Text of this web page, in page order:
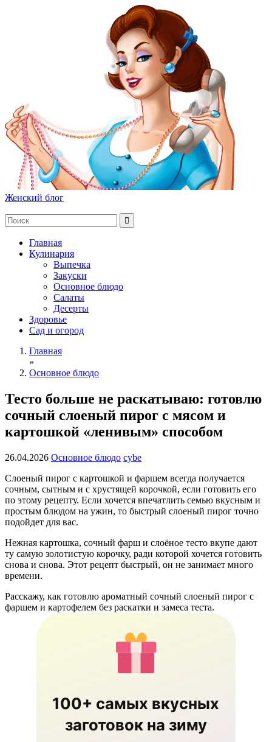
Женский блог
Главная
Кулинария
Выпечка
Закуски
Основное блюдо
Салаты
Десерты
Здоровье
Сад и огород
Главная
»
Основное блюдо
Тесто больше не раскатываю: готовлю
сочный слоеный пирог с мясом и
картошкой «ленивым» способом
26.04.2026 Основное блюдо cybe
Слоеный пирог с картошкой и фаршем всегда получается
сочным, сытным и с хрустящей корочкой, если готовить его
по этому рецепту. Если хочется впечатлить семью вкусным и
простым блюдом на ужин, то быстрый слоеный пирог точно
подойдет для вас.
Нежная картошка, сочный фарш и слоёное тесто вкупе дают
ту самую золотистую корочку, ради которой хочется готовить
снова и снова. Этот рецепт быстрый, он не занимает много
времени.
Расскажу, как готовлю ароматный сочный слоеный пирог с
фаршем и картофелем без раскатки и замеса теста.
100+ самых вкусных
заготовок на зиму